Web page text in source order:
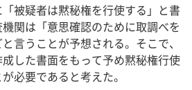
被疑者は黙秘権を行使する」と書
関は「意思確認のために取調べを
言うことが予想される。そこで、
した書面をもって予め黙秘権行使
必要であると考えた。